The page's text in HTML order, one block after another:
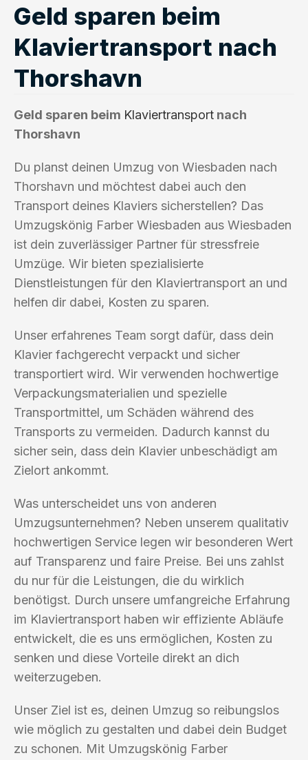
Geld sparen beim
Klaviertransport nach
Thorshavn
Geld sparen beim Klaviertransport nach
Thorshavn
Du planst deinen Umzug von Wiesbaden nach
Thorshavn und möchtest dabei auch den
Transport deines Klaviers sicherstellen? Das
Umzugskönig Farber Wiesbaden aus Wiesbaden
ist dein zuverlässiger Partner für stressfreie
Umzüge. Wir bieten spezialisierte
Dienstleistungen für den Klaviertransport an und
helfen dir dabei, Kosten zu sparen.
Unser erfahrenes Team sorgt dafür, dass dein
Klavier fachgerecht verpackt und sicher
transportiert wird. Wir verwenden hochwertige
Verpackungsmaterialien und spezielle
Transportmittel, um Schäden während des
Transports zu vermeiden. Dadurch kannst du
sicher sein, dass dein Klavier unbeschädigt am
Zielort ankommt.
Was unterscheidet uns von anderen
Umzugsunternehmen? Neben unserem qualitativ
hochwertigen Service legen wir besonderen Wert
auf Transparenz und faire Preise. Bei uns zahlst
du nur für die Leistungen, die du wirklich
benötigst. Durch unsere umfangreiche Erfahrung
im Klaviertransport haben wir effiziente Abläufe
entwickelt, die es uns ermöglichen, Kosten zu
senken und diese Vorteile direkt an dich
weiterzugeben.
Unser Ziel ist es, deinen Umzug so reibungslos
wie möglich zu gestalten und dabei dein Budget
zu schonen. Mit Umzugskönig Farber